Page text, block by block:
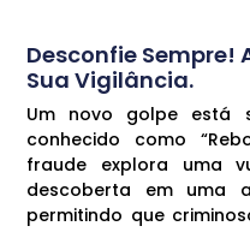
Desconfie Sempre!
Sua Vigilância.
Um novo golpe está
conhecido como
fraude explora uma
descoberta em uma
permitindo que